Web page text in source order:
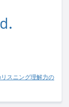
スニング理解力の